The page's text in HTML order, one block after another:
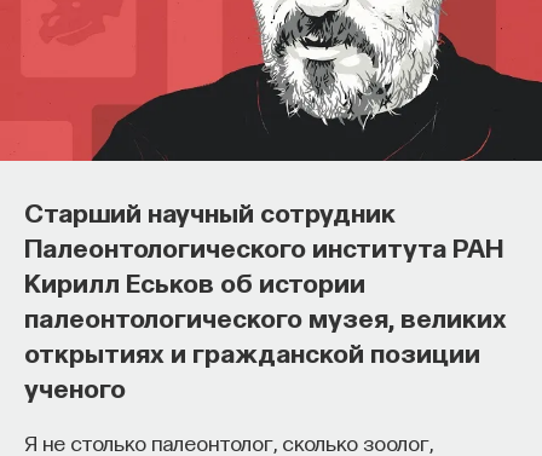
Старший научный сотрудник
Палеонтологического института РАН
Кирилл Еськов об истории
палеонтологического музея, великих
открытиях и гражданской позиции
ученого
Я не столько палеонтолог, сколько зоолог,